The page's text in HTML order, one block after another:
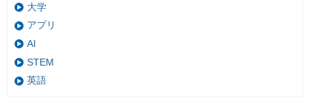
大学
アプリ
AI
STEM
英語